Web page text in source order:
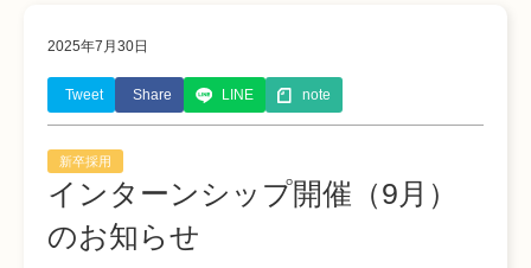
2025年7月30日
Tweet Share LINE note
新卒採用
インターンシップ開催（9月）
のお知らせ